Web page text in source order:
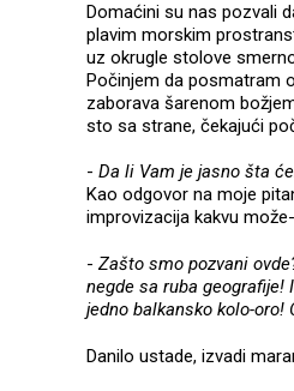
Domaćini su nas pozvali
plavim morskim
uz okrugle stolove
Počinjem da posmatram
zaborava šarenom
sto sa strane, čekajući
- Da li Vam je jasno šta
Kao odgovor na moje
improvizacija kakvu
- Zašto smo pozvani
negde sa ruba
jedno balkansko kolo-oro!
Danilo ustade, izvadi